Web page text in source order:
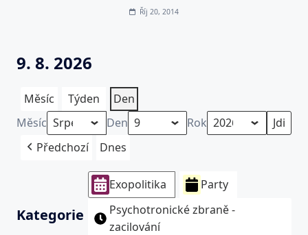
Říj 20, 2014
9. 8. 2026
Měsíc Týden
Den
Měsíc
Den
Rok
Předchozí
Dnes
Kategorie
Exopolitika
Party
Psychotronické zbraně -
zacilování